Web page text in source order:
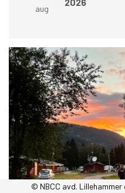
aug
© NBCC avd. Lillehammer